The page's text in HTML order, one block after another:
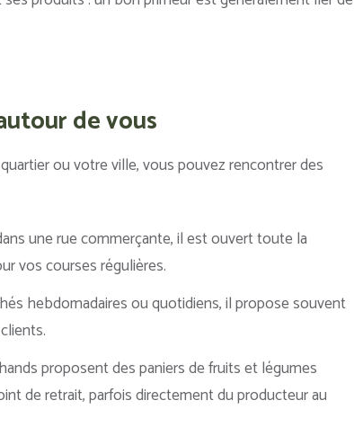
de vous
ou votre ville, vous pouvez rencontrer des
une rue commerçante, il est ouvert toute la
vos courses régulières.
hebdomadaires ou quotidiens, il propose souvent
proposent des paniers de fruits et légumes
de retrait, parfois directement du producteur au